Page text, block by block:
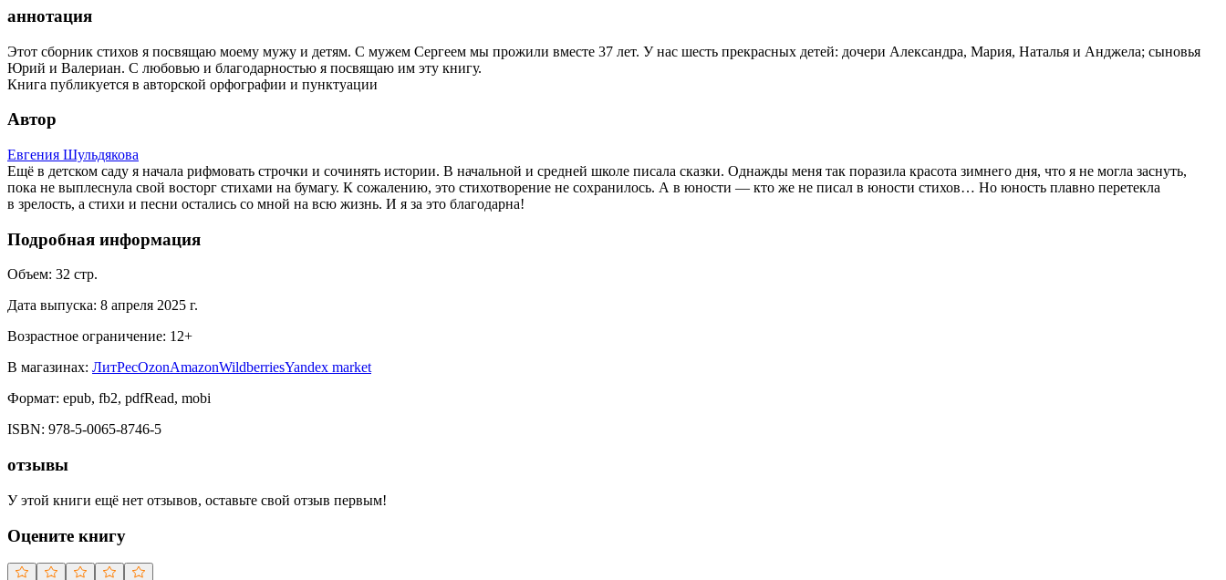
аннотация
Этот сборник стихов я посвящаю моему мужу и детям. С мужем Сергеем мы прожили вместе 37 лет. У нас шесть прекрасных детей: дочери Александра, Мария, Наталья и Анджела; сыновья
Юрий и Валериан. С любовью и благодарностью я посвящаю им эту книгу.
Книга публикуется в авторской орфографии и пунктуации
Автор
Евгения Шульдякова
Ещё в детском саду я начала рифмовать строчки и сочинять истории. В начальной и средней школе писала сказки. Однажды меня так поразила красота зимнего дня, что я не могла заснуть,
пока не выплеснула свой восторг стихами на бумагу. К сожалению, это стихотворение не сохранилось. А в юности — кто же не писал в юности стихов… Но юность плавно перетекла
в зрелость, а стихи и песни остались со мной на всю жизнь. И я за это благодарна!
Подробная информация
Объем: 32 стр.
Дата выпуска: 8 апреля 2025 г.
Возрастное ограничение: 12+
В магазинах: ЛитРесOzonAmazonWildberriesYandex market
Формат: epub, fb2, pdfRead, mobi
ISBN: 978-5-0065-8746-5
отзывы
У этой книги ещё нет отзывов, оставьте свой отзыв первым!
Оцените книгу